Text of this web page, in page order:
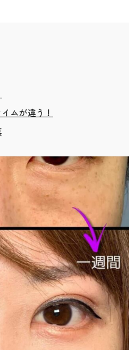
ムが違う！